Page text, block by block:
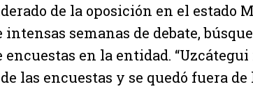
de la oposición en el estado
intensas semanas de debate,
en la entidad.
las encuestas y se quedó fuera de